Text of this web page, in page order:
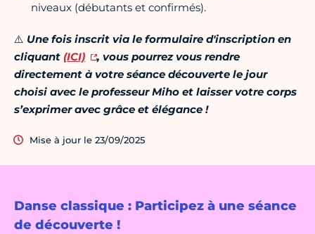
Danse classique : Participez à une séance
de découverte !
niveaux (débutants et confirmés).
⚠️ Une fois inscrit via le formulaire d'inscription en
cliquant (ICI)
, vous pourrez vous rendre
directement à votre séance découverte le jour
choisi avec le professeur Miho et laisser votre corps
s’exprimer avec grâce et élégance !
Mise à jour le 23/09/2025